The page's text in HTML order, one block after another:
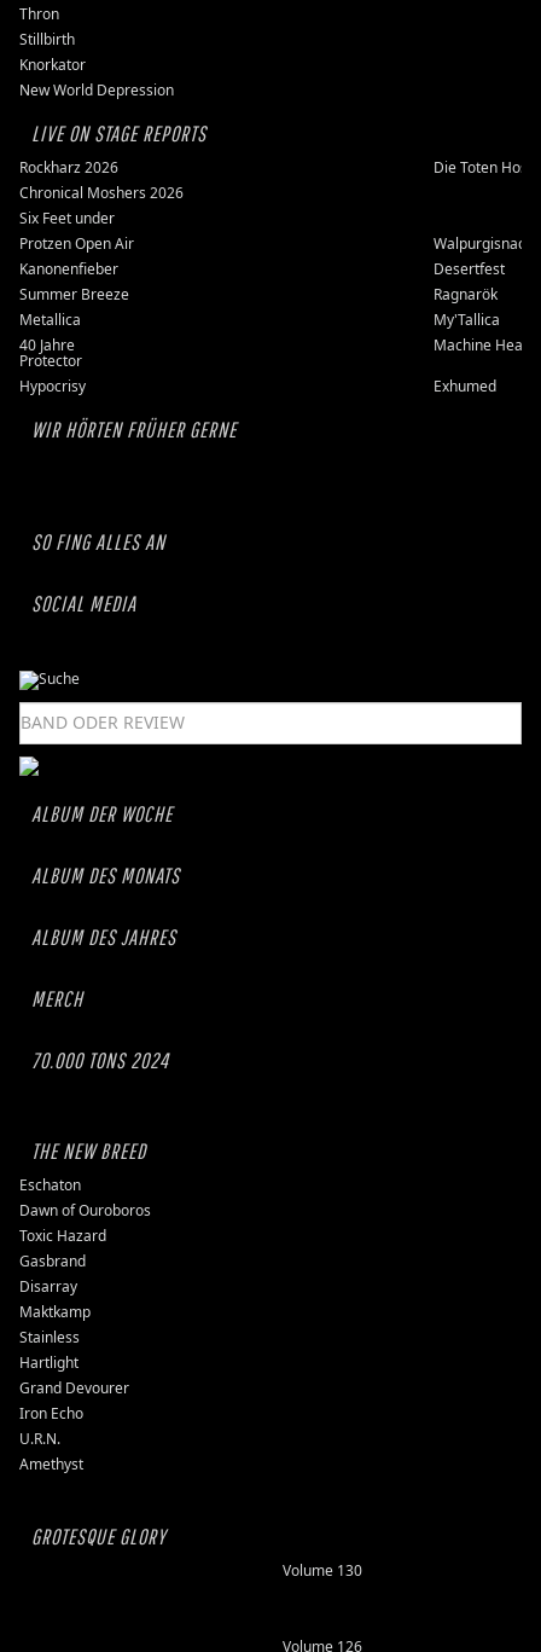
Thron
Stillbirth
Knorkator
New World Depression
LIVE ON STAGE REPORTS
Rockharz 2026
Die Toten
Chronical Moshers 2026
Six Feet under
Protzen Open Air
Walpurgisnacht
Kanonenfieber
Desertfest
Summer Breeze
Ragnarök
Metallica
My'Tallica
40 Jahre
Protector
Machine Head
Hypocrisy
Exhumed
WIR HÖRTEN FRÜHER GERNE
SO FING ALLES AN
SOCIAL MEDIA
ALBUM DER WOCHE
ALBUM DES MONATS
ALBUM DES JAHRES
MERCH
70.000 TONS 2024
THE NEW BREED
Eschaton
Dawn of Ouroboros
Toxic Hazard
Gasbrand
Disarray
Maktkamp
Stainless
Hartlight
Grand Devourer
Iron Echo
U.R.N.
Amethyst
GROTESQUE GLORY
Volume 130
Volume 126